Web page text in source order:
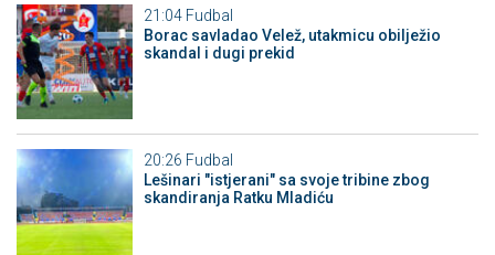
21:04 Fudbal
Borac savladao Velež, utakmicu obilježio
skandal i dugi prekid
20:26 Fudbal
Lešinari "istjerani" sa svoje tribine zbog
skandiranja Ratku Mladiću